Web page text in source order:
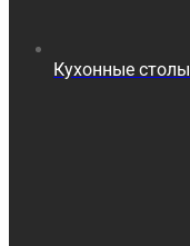
Кухонные столы